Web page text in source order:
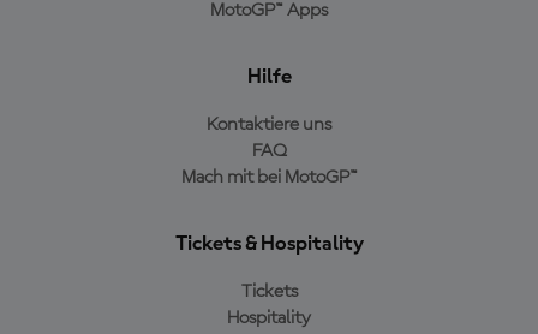
MotoGP™ Apps
Hilfe
Kontaktiere uns
FAQ
Mach mit bei MotoGP™
Tickets & Hospitality
Tickets
Hospitality